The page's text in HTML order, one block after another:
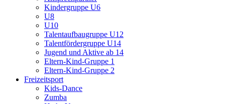
Kindergruppe U6
U8
U10
Talentaufbaugruppe U12
Talentfördergruppe U14
Jugend und Aktive ab 14
Eltern-Kind-Gruppe 1
Eltern-Kind-Gruppe 2
Freizeitsport
Kids-Dance
Zumba